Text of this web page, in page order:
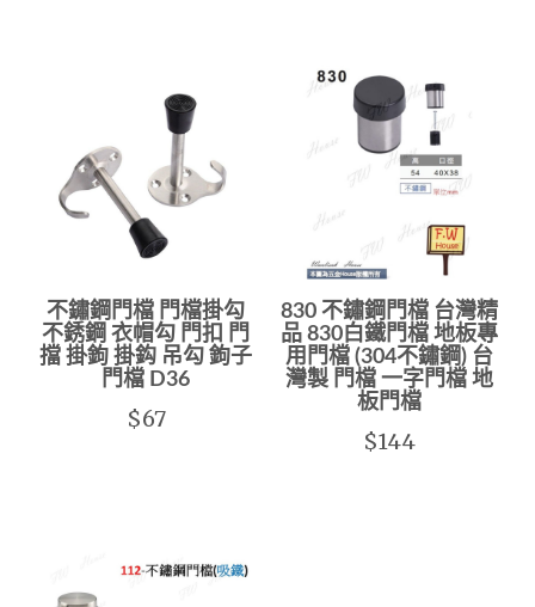
不鏽鋼門檔 門檔掛勾
不銹鋼 衣帽勾 門扣 門
擋 掛鉤 掛鈎 吊勾 鉤子
門檔 D36
$67
830 不鏽鋼門檔 台灣精
品 830白鐵門檔 地板專
用門檔 (304不鏽鋼) 台
灣製 門檔 一字門檔 地
板門檔
$144